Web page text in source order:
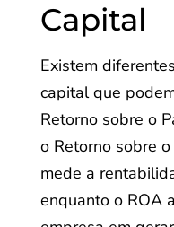
Capital
Existem
capital que
Retorno sobre o
o Retorno sobre
mede a
enquanto o ROA